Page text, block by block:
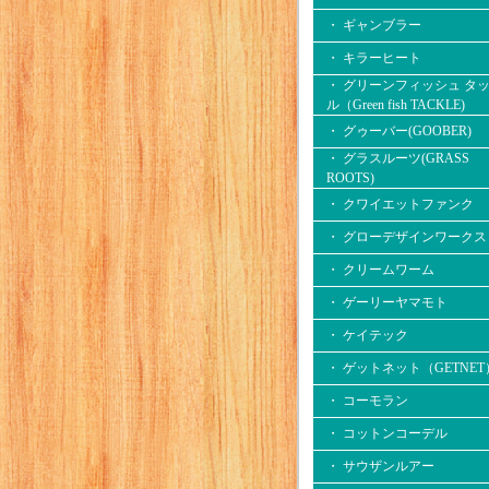
・ ギャンブラー
・ キラーヒート
・ グリーンフィッシュ タ
ル（Green fish TACKLE)
・ グゥーバー(GOOBER)
・ グラスルーツ(GRASS
ROOTS)
・ クワイエットファンク
・ グローデザインワークス
・ クリームワーム
・ ゲーリーヤマモト
・ ケイテック
・ ゲットネット（GETNET
・ コーモラン
・ コットンコーデル
・ サウザンルアー